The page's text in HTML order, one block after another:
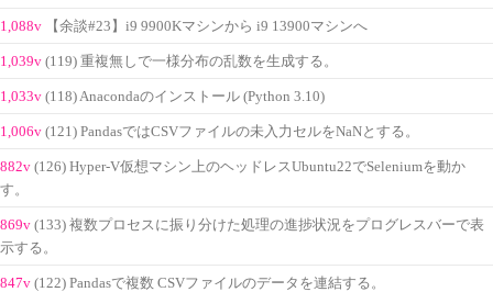
1,088v 【余談#23】i9 9900Kマシンから i9 13900マシンへ
1,039v (119) 重複無しで一様分布の乱数を生成する。
1,033v (118) Anacondaのインストール (Python 3.10)
1,006v (121) PandasではCSVファイルの未入力セルをNaNとする。
882v (126) Hyper-V仮想マシン上のヘッドレスUbuntu22でSeleniumを動か
す。
869v (133) 複数プロセスに振り分けた処理の進捗状況をプログレスバーで表
示する。
847v (122) Pandasで複数 CSVファイルのデータを連結する。